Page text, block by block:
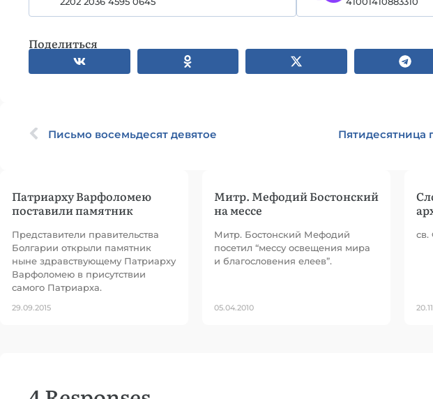
Поделиться
Письмо восемьдесят девятое Пятидесятница
Патриарху Варфоломею
поставили памятник
Представители правительства
Болгарии открыли памятник
ныне здравствующему Патриарху
Варфоломею в присутствии
самого Патриарха.
29.09.2015
Митр. Мефодий Бостонский
на мессе
Митр. Бостонский Мефодий
посетил “мессу освещения мира
и благословения елеев”.
05.04.2010
св.